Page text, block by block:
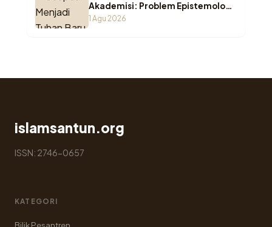
Akademisi: Problem Epistemologi
ketika Wasā’il Berubah Menjadi
1 Agu 2026
islamsantun.org
ISSN: 2746-0657
KATEGORI
Bilik Pesantren